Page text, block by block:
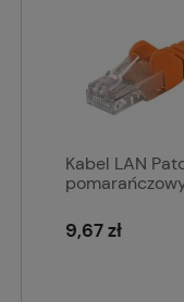
Kabel LAN
9,67 zł